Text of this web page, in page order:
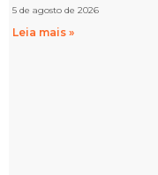
5 de agosto de 2026
Leia mais »